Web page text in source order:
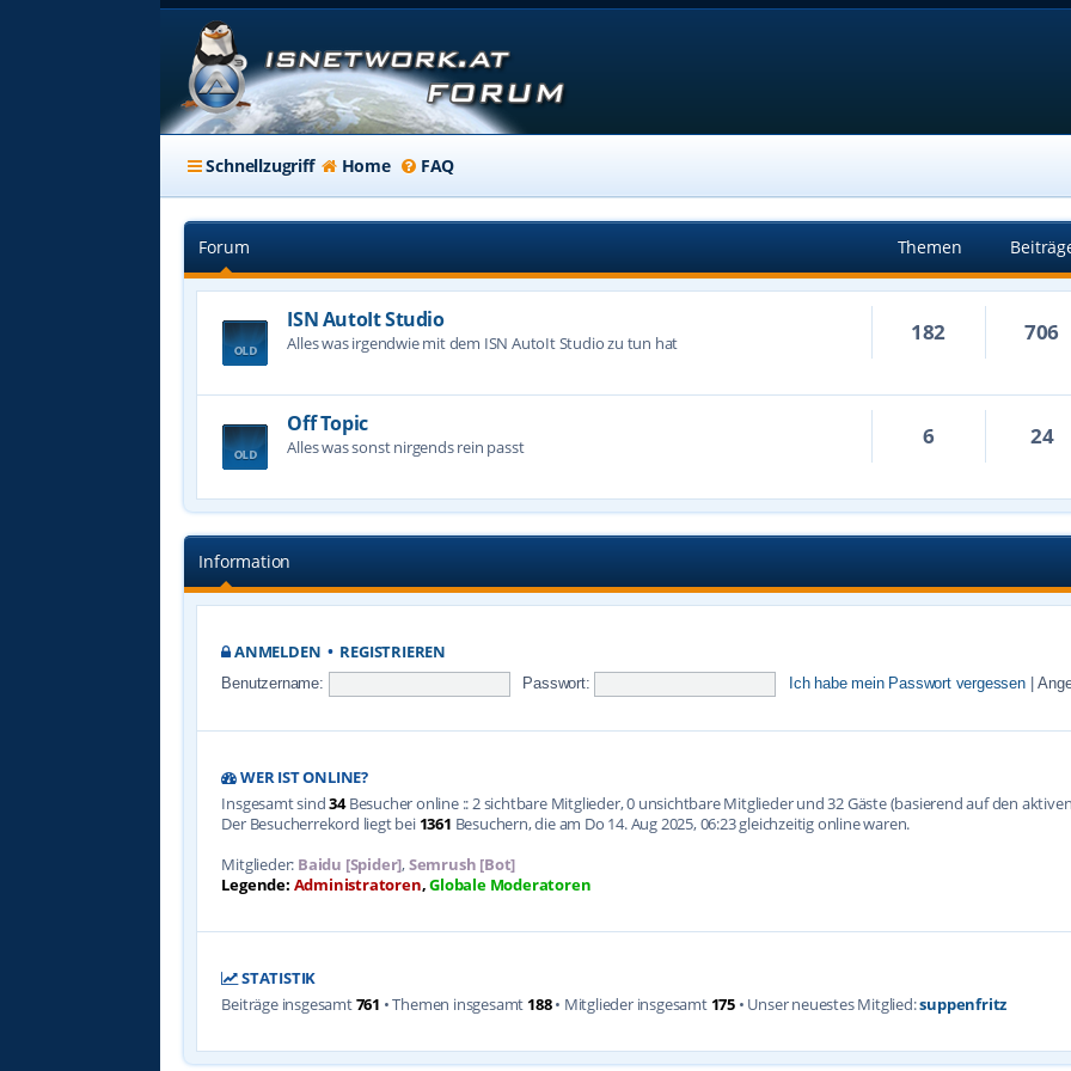
Schnellzugriff Home FAQ
Forum Themen
ISN AutoIt Studio
Alles was irgendwie mit dem ISN AutoIt Studio zu tun hat 182 706
Off Topic
Alles was sonst nirgends rein passt 6 24
Information
ANMELDEN • REGISTRIEREN
Benutzername: Passwort: Ich habe mein Passwort vergessen
WER IST ONLINE?
Insgesamt sind34Besucher online :: 2 sichtbare Mitglieder, 0 unsichtbare Mitglieder und 32 Gäste (basierend auf den
Der Besucherrekord liegt bei 1361 Besuchern, die am Do 14. Aug 2025, 06:23 gleichzeitig online waren.
Mitglieder: Baidu [Spider],Semrush [Bot]
Legende: Administratoren,Globale Moderatoren
STATISTIK
Beiträge insgesamt761 • Themen insgesamt 188• Mitglieder insgesamt 175 • Unser neuestes Mitglied:suppenfritz